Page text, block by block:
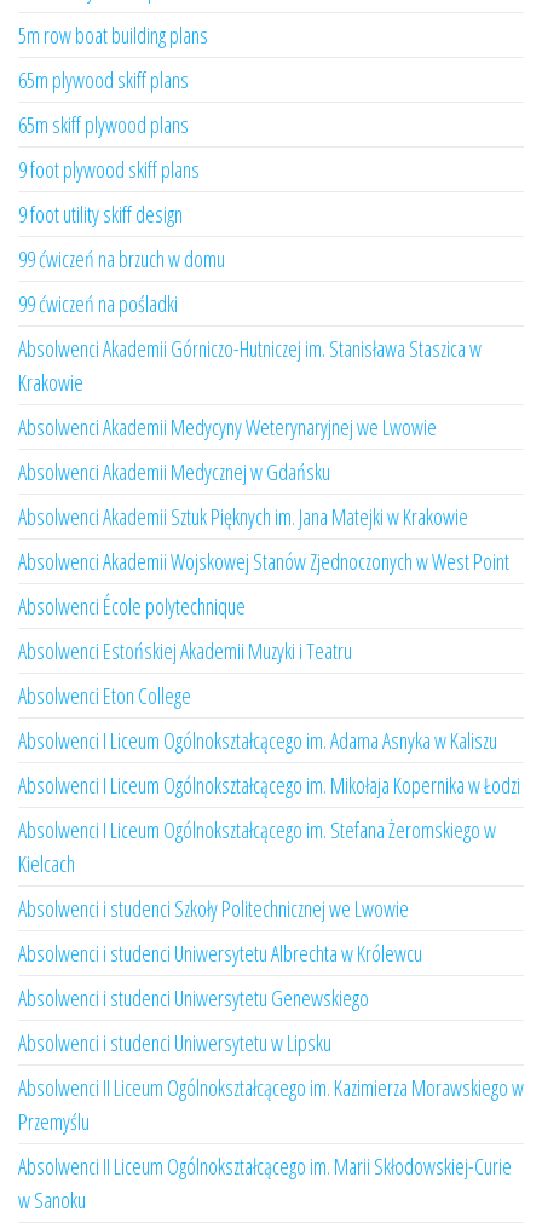
5m row boat building plans
65m plywood skiff plans
65m skiff plywood plans
9 foot plywood skiff plans
9 foot utility skiff design
99 ćwiczeń na brzuch w domu
99 ćwiczeń na pośladki
Absolwenci Akademii Górniczo-Hutniczej im. Stanisława Staszica w
Krakowie
Absolwenci Akademii Medycyny Weterynaryjnej we Lwowie
Absolwenci Akademii Medycznej w Gdańsku
Absolwenci Akademii Sztuk Pięknych im. Jana Matejki w Krakowie
Absolwenci Akademii Wojskowej Stanów Zjednoczonych w West Point
Absolwenci École polytechnique
Absolwenci Estońskiej Akademii Muzyki i Teatru
Absolwenci Eton College
Absolwenci I Liceum Ogólnokształcącego im. Adama Asnyka w Kaliszu
Absolwenci I Liceum Ogólnokształcącego im. Mikołaja Kopernika w Łodzi
Absolwenci I Liceum Ogólnokształcącego im. Stefana Żeromskiego w
Kielcach
Absolwenci i studenci Szkoły Politechnicznej we Lwowie
Absolwenci i studenci Uniwersytetu Albrechta w Królewcu
Absolwenci i studenci Uniwersytetu Genewskiego
Absolwenci i studenci Uniwersytetu w Lipsku
Absolwenci II Liceum Ogólnokształcącego im. Kazimierza Morawskiego w
Przemyślu
Absolwenci II Liceum Ogólnokształcącego im. Marii Skłodowskiej-Curie
w Sanoku